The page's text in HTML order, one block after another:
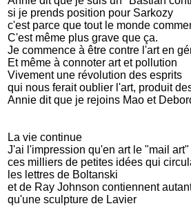
si je prends position pour Sarkozy
c'est parce que tout le monde
C'est même plus grave que ça.
Je commence à être contre l'art en
Et même à connoter art et pollution
Vivement une révolution des esprits
qui nous ferait oublier l'art, produit
Annie dit que je rejoins Mao et
La vie continue
J'ai l'impression qu'en art le "mail
ces milliers de petites idées qui
les lettres de Boltanski
et de Ray Johnson contiennent
qu'une sculpture de Lavier